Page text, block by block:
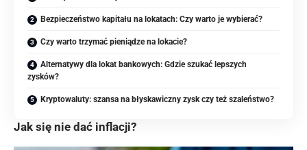
Bezpieczeństwo kapitału na lokatach: Czy warto je wybierać?
Czy warto trzymać pieniądze na lokacie?
Alternatywy dla lokat bankowych: Gdzie szukać lepszych
zysków?
Kryptowaluty: szansa na błyskawiczny zysk czy też szaleństwo?
Jak się nie dać inflacji?